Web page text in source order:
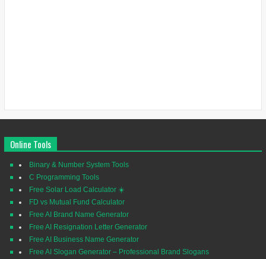
Online Tools
Binary & Number System Tools
C Programming Tools
Free Solar Load Calculator ☀️
FD vs Mutual Fund Calculator
Free AI Brand Name Generator
Free AI Resignation Letter Generator
Free AI Business Name Generator
Free AI Slogan Generator – Professional Brand Slogans